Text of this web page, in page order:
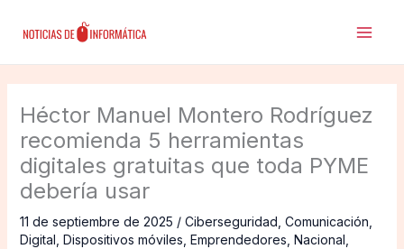
Héctor Manuel Montero Rodríguez
recomienda 5 herramientas
digitales gratuitas que toda PYME
debería usar
11 de septiembre de 2025 / Ciberseguridad Comunicación
Digital Dispositivos móviles Emprendedores Nacional